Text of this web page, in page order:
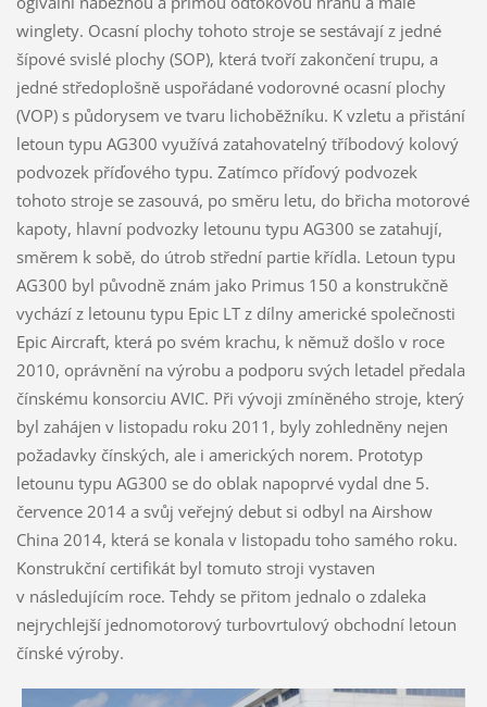
winglety. Ocasní plochy tohoto stroje se sestávají z jedné
šípové svislé plochy (SOP), která tvoří zakončení trupu, a
jedné středoplošně uspořádané vodorovné ocasní plochy
(VOP) s půdorysem ve tvaru lichoběžníku. K vzletu a přistání
letoun typu AG300 využívá zatahovatelný tříbodový kolový
podvozek příďového typu. Zatímco příďový podvozek
tohoto stroje se zasouvá, po směru letu, do břicha motorové
kapoty, hlavní podvozky letounu typu AG300 se zatahují,
směrem k sobě, do útrob střední partie křídla. Letoun typu
AG300 byl původně znám jako Primus 150 a konstrukčně
vychází z letounu typu Epic LT z dílny americké společnosti
Epic Aircraft, která po svém krachu, k němuž došlo v roce
2010, oprávnění na výrobu a podporu svých letadel předala
čínskému konsorciu AVIC. Při vývoji zmíněného stroje, který
byl zahájen v listopadu roku 2011, byly zohledněny nejen
požadavky čínských, ale i amerických norem. Prototyp
letounu typu AG300 se do oblak napoprvé vydal dne 5.
července 2014 a svůj veřejný debut si odbyl na Airshow
China 2014, která se konala v listopadu toho samého roku.
Konstrukční certifikát byl tomuto stroji vystaven
v následujícím roce. Tehdy se přitom jednalo o zdaleka
nejrychlejší jednomotorový turbovrtulový obchodní letoun
čínské výroby.